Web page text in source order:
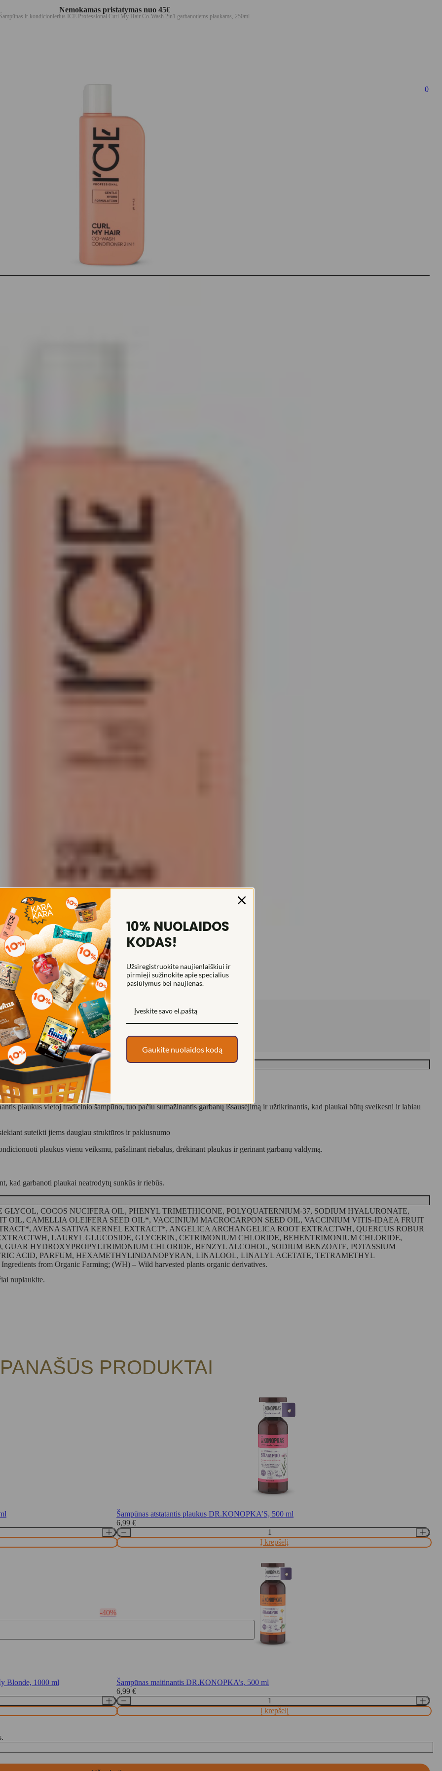
Nemokamas pristatymas nuo 45€
0
Šampūnas ir kondicionierius ICE Professional Curl My Hair Co-Wash 2in1 garbanotiems plaukams, 250ml
MY HAIR CO-WASH 2IN1 GARBANOTIEMS PLAUKAMS, 250ML
plaukus vietoj tradicinio šampūno, tuo pačiu sumažinantis garbanų išsausėjimą ir užtikrinantis, kad plaukai būtų sveikesni ir labiau
suteikti jiems daugiau struktūros ir paklusnumo
plaukus vienu veiksmu, pašalinant riebalus, drėkinant plaukus ir gerinant garbanų valdymą.
garbanoti plaukai neatrodytų sunkūs ir riebūs.
COCOS NUCIFERA OIL, PHENYL TRIMETHICONE, POLYQUATERNIUM-37, SODIUM HYALURONATE,
OIL, CAMELLIA OLEIFERA SEED OIL*, VACCINIUM MACROCARPON SEED OIL, VACCINIUM VITIS-IDAEA FRUIT
AVENA SATIVA KERNEL EXTRACT*, ANGELICA ARCHANGELICA ROOT EXTRACTWH, QUERCUS ROBUR
LAURYL GLUCOSIDE, GLYCERIN, CETRIMONIUM CHLORIDE, BEHENTRIMONIUM CHLORIDE,
GUAR HYDROXYPROPYLTRIMONIUM CHLORIDE, BENZYL ALCOHOL, SODIUM BENZOATE, POTASSIUM
ACID, PARFUM, HEXAMETHYLINDANOPYRAN, LINALOOL, LINALYL ACETATE, TETRAMETHYL
from Organic Farming; (WH) – Wild harvested plants organic derivatives.
nuplaukite.
PANAŠŪS PRODUKTAI
Šampūnas atstatantis plaukus DR.KONOPKA’S, 500 ml
6,99 €
Į krepšelį
-40%
Blonde, 1000 ml
Šampūnas maitinantis DR.KONOPKA’s, 500 ml
6,99 €
Į krepšelį
10% NUOLAIDOS
KODAS!
Užsiregistruokite naujienlaiškiui ir
pirmieji sužinokite apie specialius
pasiūlymus bei naujienas.
Gaukite nuolaidos kodą